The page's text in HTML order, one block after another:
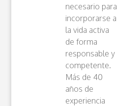
necesario para
incorporarse a
la vida activa
de forma
responsable y
competente.
Más de 40
años de
experiencia